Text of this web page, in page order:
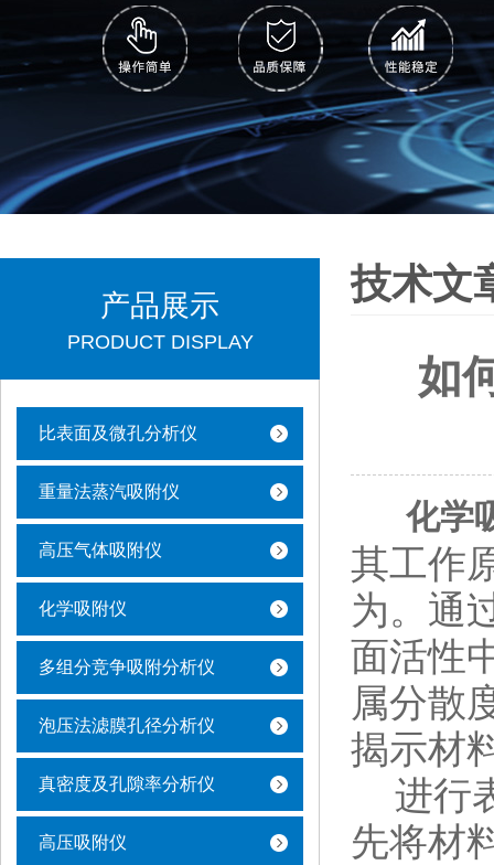
产品展示
PRODUCT DISPLAY
比表面及微孔分析仪
重量法蒸汽吸附仪
高压气体吸附仪
化学吸附仪
多组分竞争吸附分析仪
泡压法滤膜孔径分析仪
真密度及孔隙率分析仪
高压吸附仪
技术文
如
化学
其工作
为。通
面活性
属分散
揭示材
进行
先将材